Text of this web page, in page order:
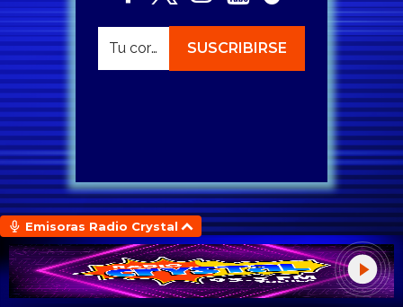
Emisoras Radio Crystal